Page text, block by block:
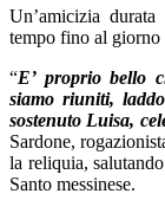
Un’amicizia
tempo fino al
“E’ proprio bello
siamo riuniti,
sostenuto Luisa,
Sardone,
la reliquia,
Santo messinese.